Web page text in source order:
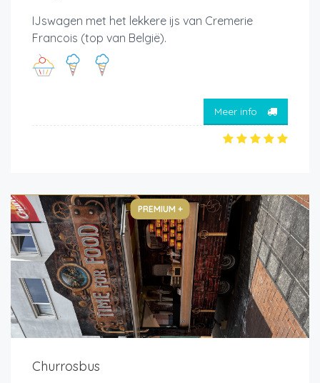
IJswagen met het lekkere ijs van Cremerie
Francois (top van België).
Meer info
PREMIUM +
Churrosbus